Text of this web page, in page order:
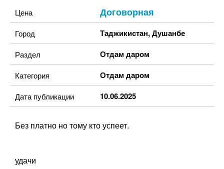
Цена Договорная
Город Таджикистан,Душанбе
Раздел Отдам даром
Категория Отдам даром
Дата публикации 10.06.2025
Без платно но тому кто успеет.
удачи